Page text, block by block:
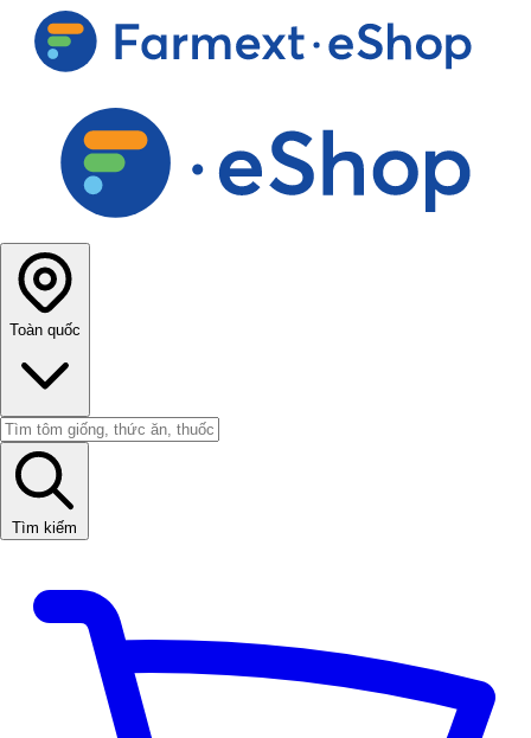
Toàn quốc
Tìm kiếm